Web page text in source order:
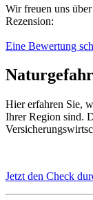
Wir freuen uns
Rezension:
Eine Bewertung
Hier erfahren Sie,
Ihrer Region sind.
Jetzt den Check